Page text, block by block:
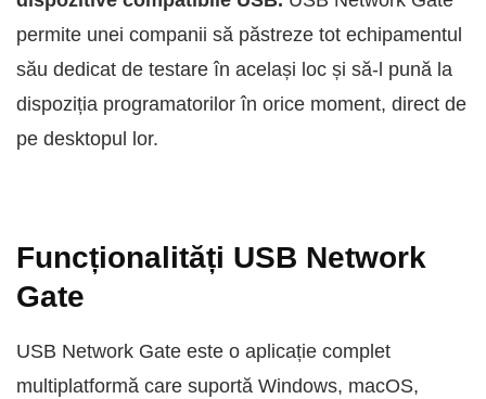
permite unei companii să păstreze tot echipamentul
său dedicat de testare în același loc și să-l pună la
dispoziția programatorilor în orice moment, direct de
pe desktopul lor.
Funcționalități USB Network
Gate
USB Network Gate este o aplicație complet
multiplatformă care suportă Windows, macOS,